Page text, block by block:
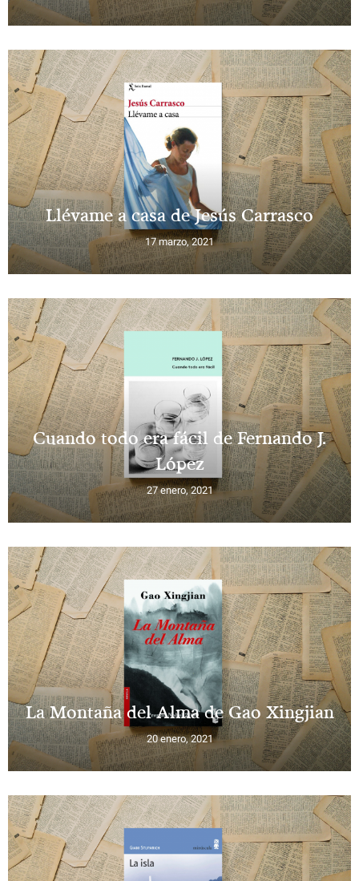
Llévame a casa de Jesús Carrasco
17 marzo, 2021
Cuando todo era fácil de Fernando J.
López
27 enero, 2021
La Montaña del Alma de Gao Xingjian
20 enero, 2021